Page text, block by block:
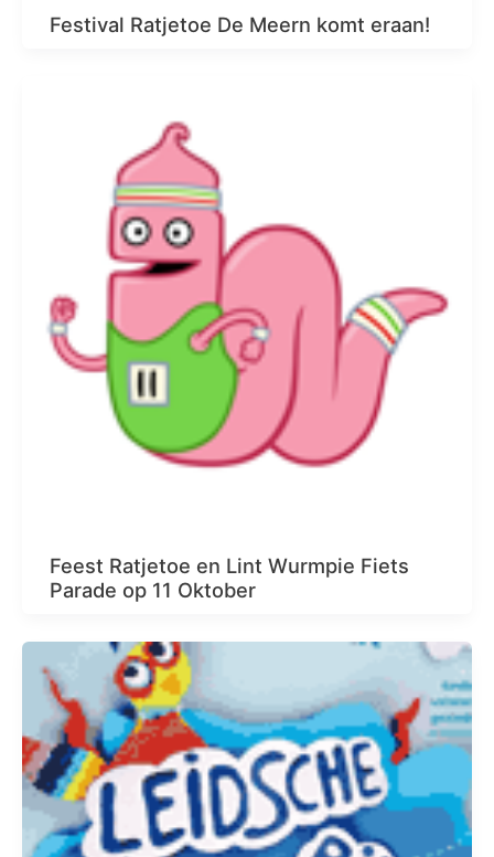
Festival Ratjetoe De Meern komt eraan!
Feest Ratjetoe en Lint Wurmpie Fiets
Parade op 11 Oktober